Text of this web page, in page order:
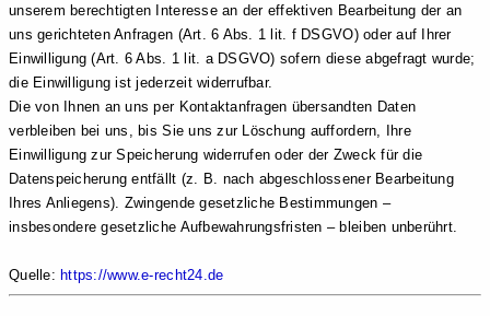
unserem berechtigten Interesse an der effektiven Bearbeitung der an
uns gerichteten Anfragen (Art. 6 Abs. 1 lit. f DSGVO) oder auf Ihrer
Einwilligung (Art. 6 Abs. 1 lit. a DSGVO) sofern diese abgefragt wurde;
die Einwilligung ist jederzeit widerrufbar.
Die von Ihnen an uns per Kontaktanfragen übersandten Daten
verbleiben bei uns, bis Sie uns zur Löschung auffordern, Ihre
Einwilligung zur Speicherung widerrufen oder der Zweck für die
Datenspeicherung entfällt (z. B. nach abgeschlossener Bearbeitung
Ihres Anliegens). Zwingende gesetzliche Bestimmungen –
insbesondere gesetzliche Aufbewahrungsfristen – bleiben unberührt.
Quelle: https://www.e-recht24.de